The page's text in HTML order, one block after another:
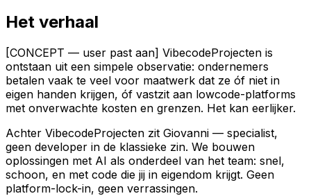
Het verhaal
[CONCEPT — user past aan] VibecodeProjecten is
ontstaan uit een simpele observatie: ondernemers
betalen vaak te veel voor maatwerk dat ze óf niet in
eigen handen krijgen, óf vastzit aan lowcode-platforms
met onverwachte kosten en grenzen. Het kan eerlijker.
Achter VibecodeProjecten zit Giovanni — specialist,
geen developer in de klassieke zin. We bouwen
oplossingen met AI als onderdeel van het team: snel,
schoon, en met code die jij in eigendom krijgt. Geen
platform-lock-in, geen verrassingen.